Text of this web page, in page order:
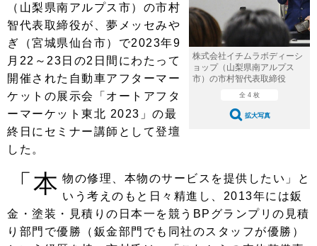
自動車豆知識 ストップ！不具合修理＆粗悪修理
鈑金・塗装
ディテイリング 洗車
ヘッドライト磨き コーティング
フィルム・ラッピング
鈑金・塗装
小キズ直し 防錆
特集記事
ストップ 不具合修理＆粗悪修理
カーメーカー「旧車」関連プロジェ
クト
コラム
ショップ紹介
ショップレポート プロショップ検索
レストア
カーメーカー「旧車」関連プロジ
インタビュー
イベント
イベント告知 イベントレポート
株式会社イチムラボディーシ
ョップ（山梨県南アルプス
市）の市村智代表取締役
全 4 枚
拡大写真
（山梨県南アルプス市）の市村
智代表取締役が、夢メッセみや
ぎ（宮城県仙台市）で2023年9
月22～23日の2日間にわたって
開催された自動車アフターマー
ケットの展示会「オートアフタ
ーマーケット東北 2023」の最
終日にセミナー講師として登壇
した。
「本 物の修理、本物のサービスを提供したい」と
いう考えのもと日々精進し、2013年には鈑
金・塗装・見積りの日本一を競うBPグランプリの見積
り部門で優勝（鈑金部門でも同社のスタッフが優勝）